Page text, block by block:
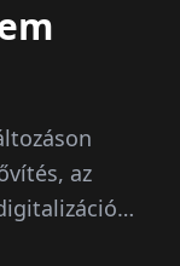
az